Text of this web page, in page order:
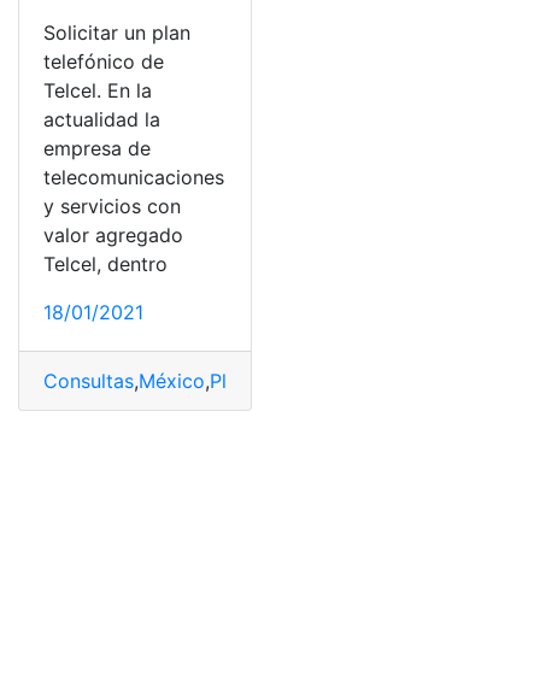
Solicitar un plan
telefónico de
Telcel. En la
actualidad la
empresa de
telecomunicaciones
y servicios con
valor agregado
Telcel, dentro
18/01/2021
Consultas,México,Plan Telefónico